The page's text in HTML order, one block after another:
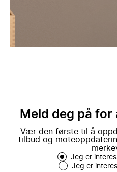
Meld deg på
Vær den første til å
tilbud og
Jeg er
Jeg er